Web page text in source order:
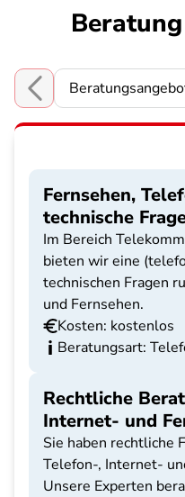
Choose a section
Fernsehen,
technische
Im Bereich
bieten wir eine
technischen Fragen
und Fernsehen.
Kosten: kostenlos
Beratungsart:
Rechtliche
Internet- und
Sie haben rechtliche
Telefon-, Internet-
Unsere Experten